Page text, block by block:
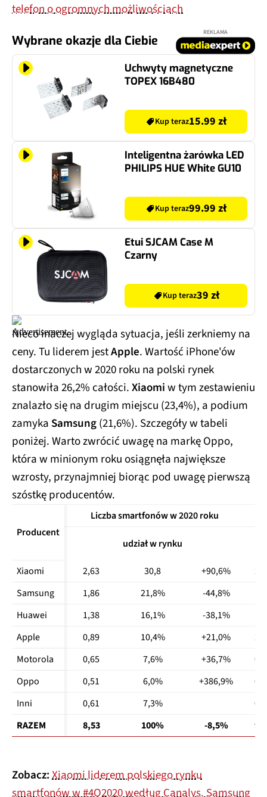
telefon o ogromnych możliwościach
Wybrane okazje dla Ciebie
REKLAMA
Uchwyty magnetyczne
TOPEX 16B480
Kup teraz15.99 zł
Inteligentna żarówka LED
PHILIPS HUE White GU10
Kup teraz99.99 zł
Etui SJCAM Case M
Czarny
Kup teraz39 zł
Nieco inaczej wygląda sytuacja, jeśli zerkniemy na
ceny. Tu liderem jestApple. Wartość iPhone'ów
dostarczonych w 2020 roku na polski rynek
stanowiła 26,2% całości.Xiaomiw tym zestawieniu
znalazło się na drugim miejscu (23,4%), a podium
zamyka Samsung(21,6%). Szczegóły w tabeli
poniżej. Warto zwrócić uwagę na markę Oppo,
która w minionym roku osiągnęła największe
wzrosty, przynajmniej biorąc pod uwagę pierwszą
szóstkę producentów.
Producent
Liczba smartfonów w 2020 roku
udział w rynku
Xiaomi 2,63 30,8 +90,6%
Samsung
1,86 21,8% -44,8%
Huawei
1,38 16,1% -38,1%
Apple
0,89 10,4% +21,0%
Motorola
0,65 7,6% +36,7%
Oppo
0,51 6,0% +386,9%
Inni
0,61 7,3%
RAZEM
8,53 100% -8,5%
Zobacz:Xiaomi liderem polskiego rynku
smartfonów w #4Q2020 według Canalys. Samsung